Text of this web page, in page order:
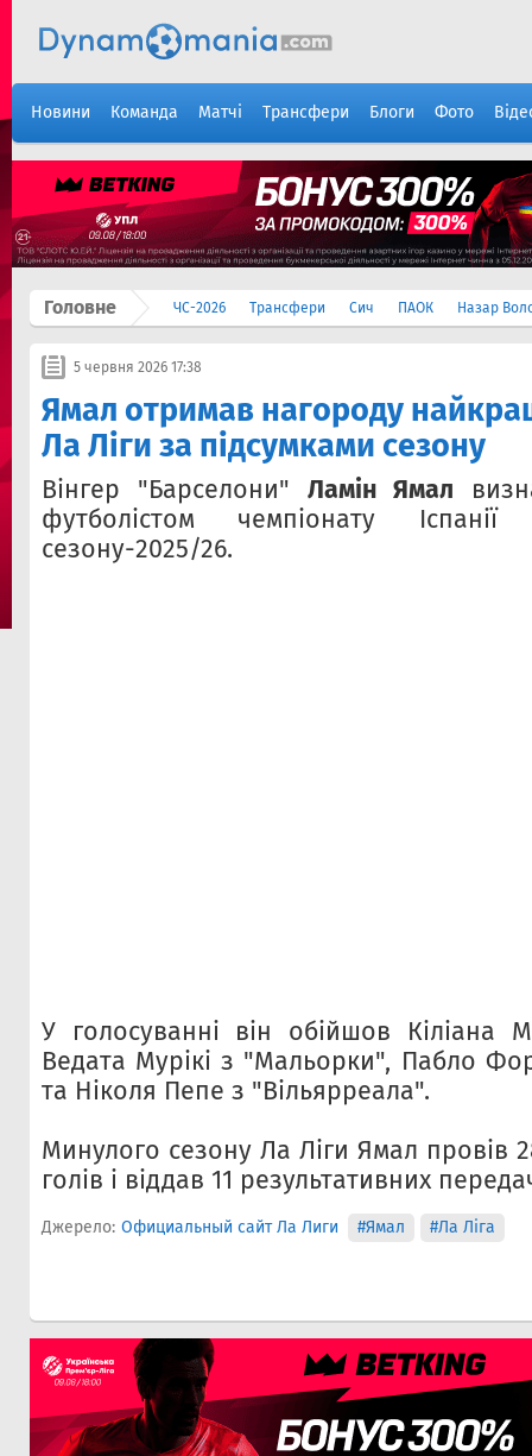
Новини Команда Матчі Трансфери Блоги Фото
Головне ЧС-2026 Трансфери Сич ПАОК Назар
5 червня 2026 17:38
Ямал отримав нагороду
Ла Ліги за підсумками сезону
Вінгер "Барселони" Ламін Ямал
футболістом чемпіонату
сезону-2025/26.
У голосуванні він обійшов Кіліана
Ведата Мурікі з "Мальорки", Пабло
та Ніколя Пепе з "Вільярреала".
Минулого сезону Ла Ліги Ямал провів
голів і віддав 11 результативних
Джерело: Официальный сайт Ла Лиги #Ямал #Ла Ліга